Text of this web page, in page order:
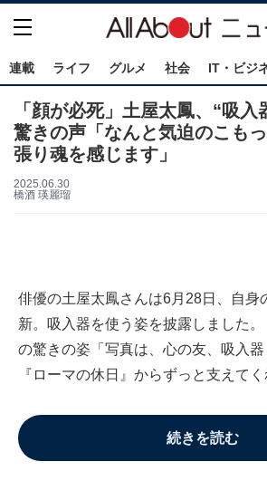
連載 ライフ グルメ 社会 IT・ビジ
「顔が必死」土屋太鳳、“吸入
驚きの声「なんと気迫のこも
張り魂を感じます」
2025.06.30
橋酒 瑛麗瑠
俳優の土屋太鳳さんは6月28日、自身
新。吸入器を使う姿を披露しました
の驚きの姿「写真は、心の友、吸入
『ローマの休日』からずっと支えて
続きを読む